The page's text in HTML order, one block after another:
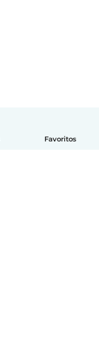
Favoritos